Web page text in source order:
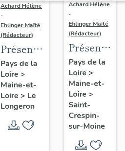
Achard Hélène
-
Ehlinger Maïté
(Rédacteur)
Présentation
du
patrimoine
industriel
de la
commune
du
Pays de la
Loire >
Maine-et-
Loire > Le
Longeron
Achard Hélène
-
Ehlinger Maïté
(Rédacteur)
du
patrimoine
industriel
de la
commune
de Saint-
Crespin-
Pays de la
Loire >
Maine-et-
Loire >
Saint-
Crespin-
sur-Moine